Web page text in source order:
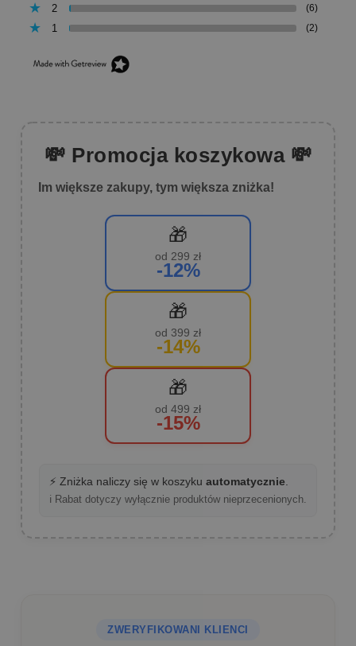
2 (6)
1 (2)
💸 Promocja koszykowa 💸
Im większe zakupy, tym większa zniżka!
🎁
od 299 zł
-12%
🎁
od 399 zł
-14%
🎁
od 499 zł
-15%
⚡ Zniżka naliczy się w koszyku automatycznie
ℹ️ Rabat dotyczy wyłącznie produktów nieprzecenionych.
ZWERYFIKOWANI KLIENCI